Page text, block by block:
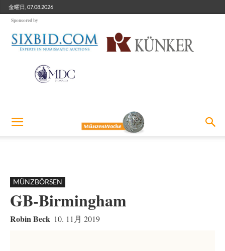
金曜日, 07.08.2026
Sponsored by
MÜNZBÖRSEN
GB-Birmingham
Robin Beck 10. 11月 2019